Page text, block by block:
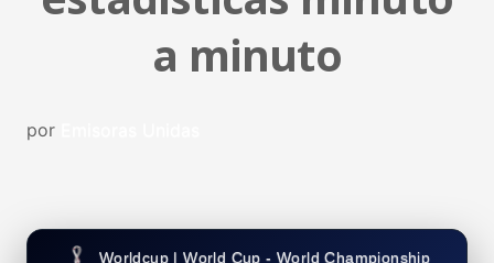
a minuto
por
Worldcup | World Cup - World Championship